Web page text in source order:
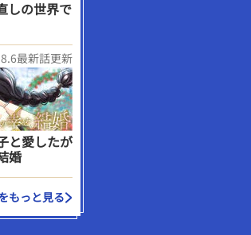
しの世界で
最新話更新
と愛したが
婚
もっと見る